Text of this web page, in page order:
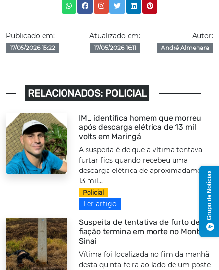
Publicado em:
17/05/2026 15:22
Atualizado em:
17/05/2026 16:11
Autor:
André Almenara
RELACIONADOS: POLICIAL
IML identifica homem que morreu
após descarga elétrica de 13 mil
volts em Maringá
A suspeita é de que a vítima tentava
furtar fios quando recebeu uma
descarga elétrica de aproximadamente
13 mil...
Policial
Ler artigo
Suspeita de tentativa de furto de
fiação termina em morte no Monte
Sinai
Vítima foi localizada no fim da manhã
desta quinta-feira ao lado de um poste
Grupo de Notícias